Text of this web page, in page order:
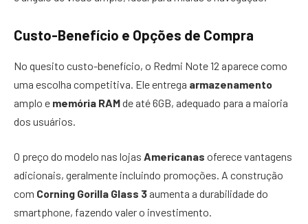
Custo-Benefício e Opções de Compra
No quesito custo-benefício, o Redmi Note 12 aparece como
uma escolha competitiva. Ele entrega armazenamento
amplo e memória RAMde até 6GB, adequado para a maioria
dos usuários.
O preço do modelo nas lojas Americanas oferece vantagens
adicionais, geralmente incluindo promoções. A construção
com Corning Gorilla Glass 3 aumenta a durabilidade do
smartphone, fazendo valer o investimento.